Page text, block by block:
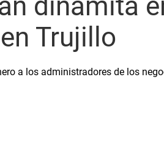
Trujillo
a los administradores de los